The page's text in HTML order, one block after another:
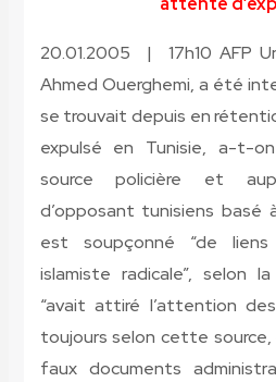
20.01.2005 | 17h10 AFP
Ahmed Ouerghemi, a été
se trouvait depuis en
expulsé en Tunisie, a-t-
source policière et
d’opposant tunisiens basé
est soupçonné “de
islamiste radicale”, selon
“avait attiré l’attention
toujours selon cette
faux documents